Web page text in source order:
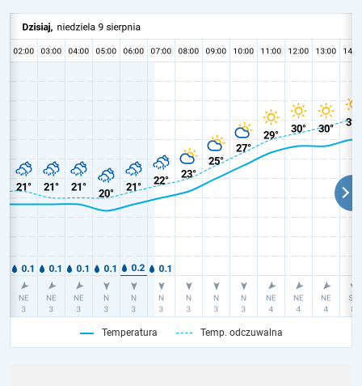
Temperatura Temp. odczuwalna